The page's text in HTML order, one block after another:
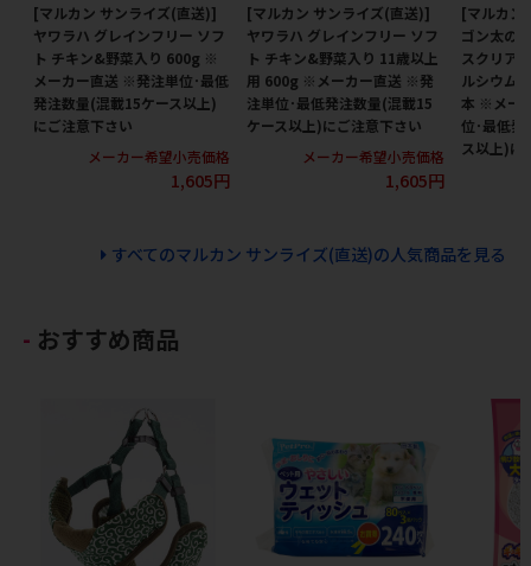
[マルカン サンライズ(直送)]
ヤワラハ グレインフリー ソフ
ト チキン&野菜入り 600g ※
メーカー直送 ※発注単位･最低
発注数量(混載15ケース以上)
にご注意下さい
メーカー希望小売価格
1,605円
[マルカン サンライズ(直送)]
ヤワラハ グレインフリー ソフ
ト チキン&野菜入り 11歳以上
用 600g ※メーカー直送 ※発
注単位･最低発注数量(混載15
ケース以上)にご注意下さい
メーカー希望小売価格
1,605円
[マルカン
ゴン太の
スクリア
ルシウム
本 ※メー
位･最低発
ス以上)に
すべてのマルカン サンライズ(直送)の人気商品を見る
おすすめ商品